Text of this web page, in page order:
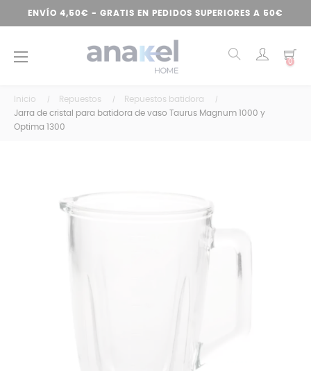
ENVÍO 4,50€ - GRATIS EN PEDIDOS SUPERIORES A 50€
Navegación
☰ 0
Inicio Repuestos
Repuestos batidora
Jarra de cristal para batidora de vaso Taurus Magnum 1000 y
Optima 1300